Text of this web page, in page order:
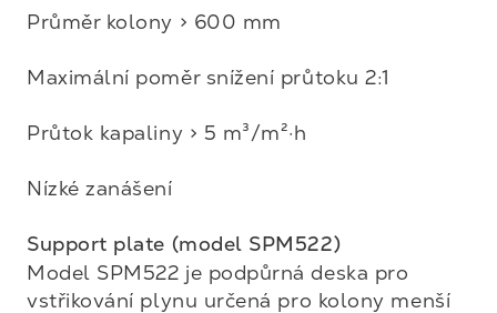
Průměr kolony > 600 mm
Maximální poměr snížení průtoku 2:1
Průtok kapaliny > 5 m³/m²·h
Nízké zanášení
Support plate (model SPM522)
Model SPM522 je podpůrná deska pro
vstřikování plynu určená pro kolony menší